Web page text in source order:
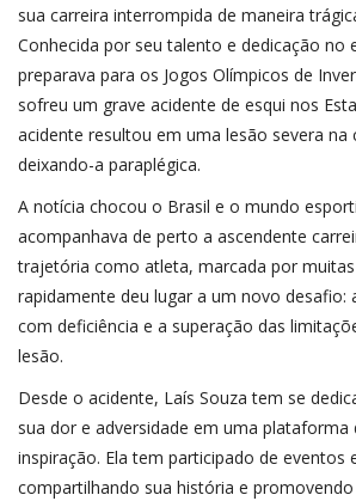
ESPORTE
sua carreira interrompida de maneira
Conhecida por seu talento e dedicação no
preparava para os Jogos Olímpicos de
sofreu um grave acidente de esqui nos
acidente resultou em uma lesão severa na
deixando-a paraplégica.
A notícia chocou o Brasil e o mundo
acompanhava de perto a ascendente
trajetória como atleta, marcada por
rapidamente deu lugar a um novo desafio:
com deficiência e a superação das
lesão.
Desde o acidente, Laís Souza tem se
sua dor e adversidade em uma plataforma
inspiração. Ela tem participado de eventos
compartilhando sua história e